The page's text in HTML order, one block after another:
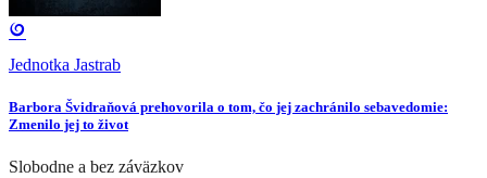
Jednotka Jastrab
Barbora Švidraňová prehovorila o tom, čo jej zachránilo sebavedomie:
Zmenilo jej to život
Slobodne a bez záväzkov